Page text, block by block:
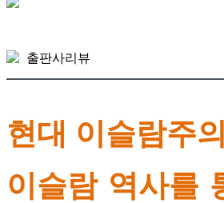
출판사리뷰
현대 이슬람주
이슬람 역사를